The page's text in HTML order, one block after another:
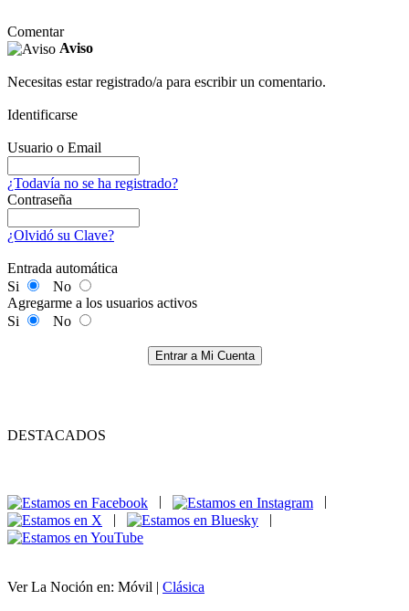
Comentar
Aviso
Necesitas estar registrado/a para escribir un comentario.
Identificarse
Usuario o Email
¿Todavía no se ha registrado?
Contraseña
¿Olvidó su Clave?
Entrada automática
Si
No
Agregarme a los usuarios activos
Si
No
Entrar a Mi Cuenta
DESTACADOS
|
|
Ver La Noción en: Móvil | Clásica